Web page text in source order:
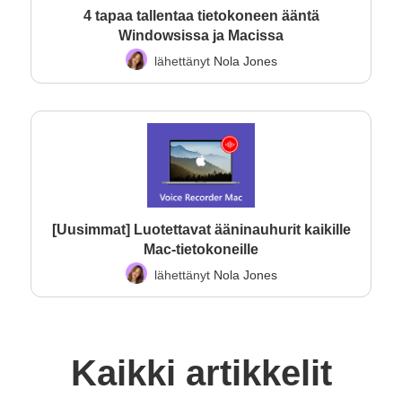
4 tapaa tallentaa tietokoneen ääntä
Windowsissa ja Macissa
lähettänyt Nola Jones
[Uusimmat] Luotettavat ääninauhurit kaikille
Mac-tietokoneille
lähettänyt Nola Jones
Kaikki artikkelit